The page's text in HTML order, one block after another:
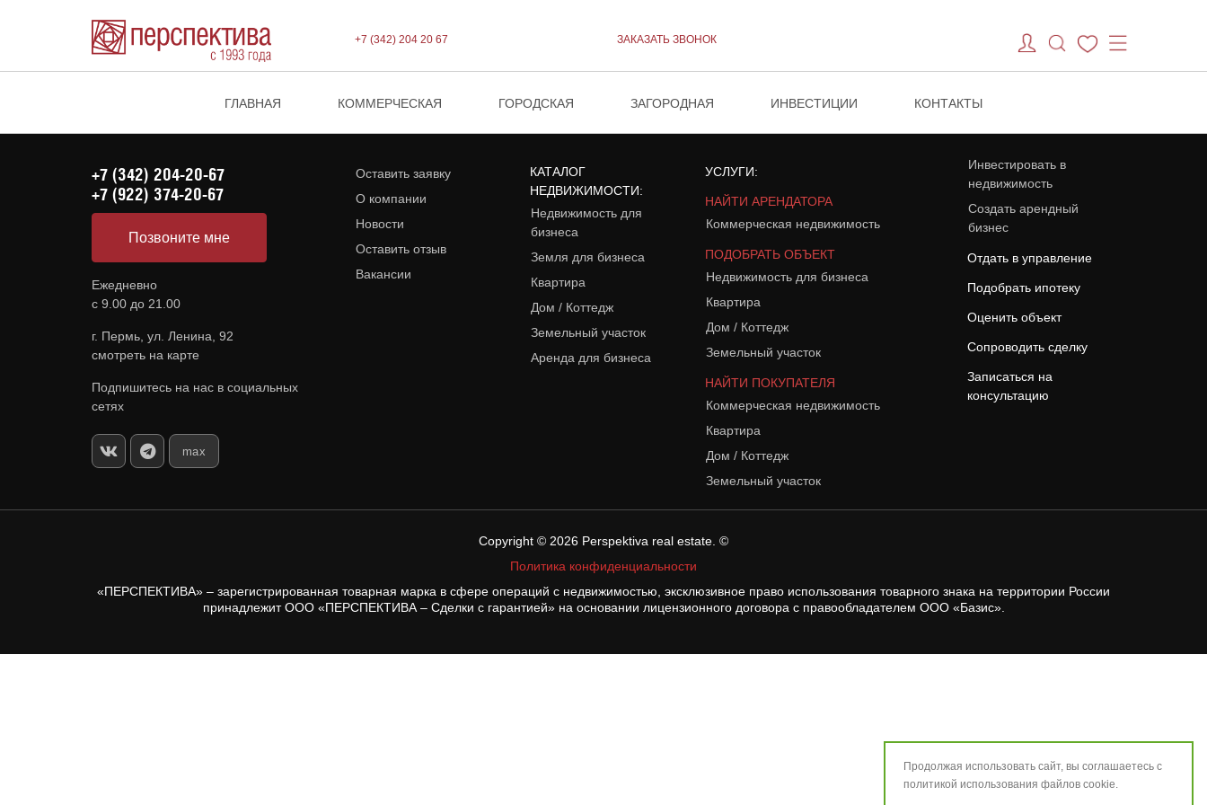
+7 (342) 204 20 67 ЗАКАЗАТЬ ЗВОНОК
ГЛАВНАЯ КОММЕРЧЕСКАЯ ГОРОДСКАЯ ЗАГОРОДНАЯ ИНВЕСТИЦИИ КОНТАКТЫ
+7 (342) 204-20-67
+7 (922) 374-20-67
Позвоните мне
Ежедневно
с 9.00 до 21.00
г. Пермь, ул. Ленина, 92
смотреть на карте
Подпишитесь на нас в социальных
сетях
max
Оставить заявку
О компании
Новости
Оставить отзыв
Вакансии
КАТАЛОГ
НЕДВИЖИМОСТИ:
Недвижимость для
бизнеса
Земля для бизнеса
Квартира
Дом / Коттедж
Земельный участок
Аренда для бизнеса
УСЛУГИ:
НАЙТИ АРЕНДАТОРА
Коммерческая недвижимость
ПОДОБРАТЬ ОБЪЕКТ
Недвижимость для бизнеса
Квартира
Дом / Коттедж
Земельный участок
НАЙТИ ПОКУПАТЕЛЯ
Коммерческая недвижимость
Квартира
Дом / Коттедж
Земельный участок
Инвестировать в
недвижимость
Создать арендный
бизнес
Отдать в управление
Подобрать ипотеку
Оценить объект
Сопроводить сделку
Записаться на
консультацию
Copyright © 2026 Perspektiva real estate . ©
Политика конфиденциальности
«ПЕРСПЕКТИВА» – зарегистрированная товарная марка в сфере операций с недвижимостью, эксклюзивное право использования товарного знака на территории России
принадлежит ООО «ПЕРСПЕКТИВА – Сделки с гарантией» на основании лицензионного договора с правообладателем ООО «Базис».
Продолжая использовать сайт, вы соглашаетесь с
политикой использования файлов cookie.